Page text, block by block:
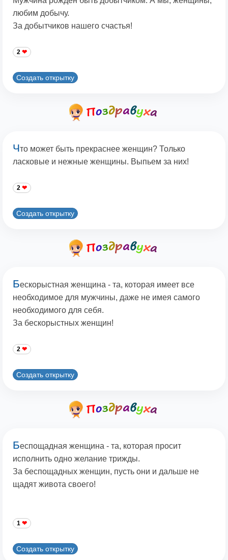
любим добычу.
За добытчиков нашего счастья!
2
Создать открытку
Что может быть прекраснее женщин? Только
ласковые и нежные женщины. Выпьем за них!
2
Создать открытку
Бескорыстная женщина - та, которая имеет все
необходимое для мужчины, даже не имея самого
необходимого для себя.
За бескорыстных женщин!
2
Создать открытку
Беспощадная женщина - та, которая просит
исполнить одно желание трижды.
За беспощадных женщин, пусть они и дальше не
щадят живота своего!
1
Создать открытку